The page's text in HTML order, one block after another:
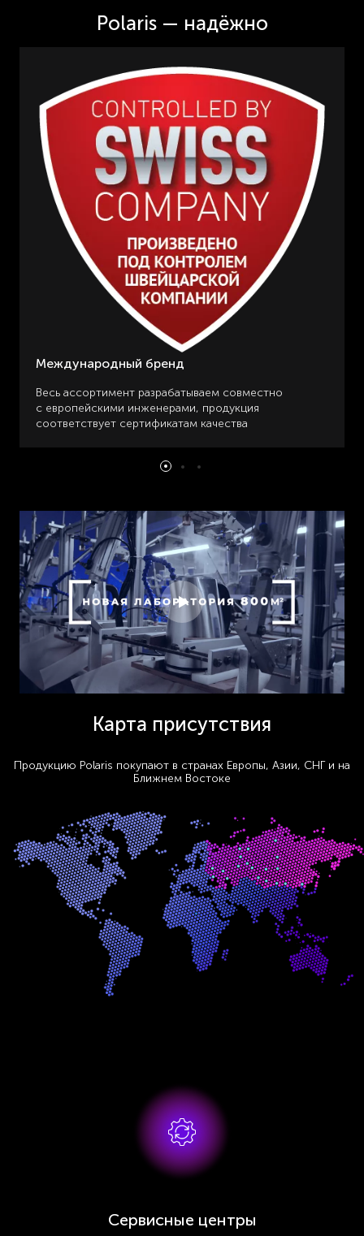
Polaris — надёжно
Международный бренд
Весь ассортимент разрабатываем совместно
с европейскими инженерами, продукция
соответствует сертификатам качества
Карта присутствия
Продукцию Polaris покупают в странах Европы, Азии, СНГ и на
Ближнем Востоке
Сервисные центры